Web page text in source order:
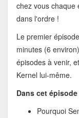
chez vous chaque
dans l'ordre !
Le premier
minutes (6
épisodes à venir,
Kernel lui-même.
Dans cet épisode
Pourquoi